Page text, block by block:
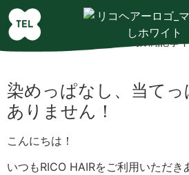
染めっぱなし、当てっ
ありません！
こんにちは！
いつもRICO HAIRをご利用いただき